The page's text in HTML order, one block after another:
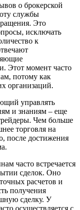
о брокерской
службы
Это
исключать
к
Этот момент часто
потому как
организаций.
управлять
и знаниям – еще
Чем больше
торговля на
после достижения
часто встречается
сделок. Оно
расчетов и
получения
сделку. У
осуществляется с